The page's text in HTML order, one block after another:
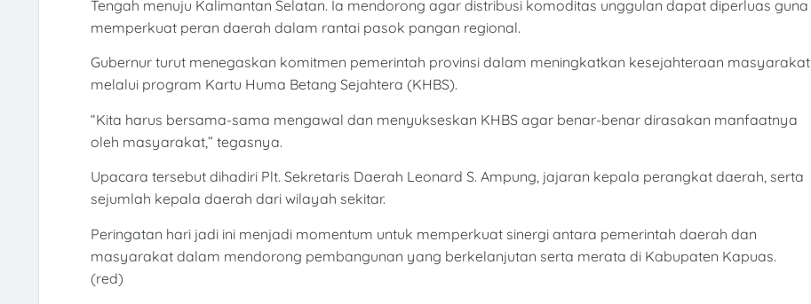
Tengah menuju Kalimantan Selatan. Ia mendorong agar distribusi komoditas unggulan dapat diperluas guna
memperkuat peran daerah dalam rantai pasok pangan regional.
Gubernur turut menegaskan komitmen pemerintah provinsi dalam meningkatkan kesejahteraan masyarakat
melalui program Kartu Huma Betang Sejahtera (KHBS).
“Kita harus bersama-sama mengawal dan menyukseskan KHBS agar benar-benar dirasakan manfaatnya
oleh masyarakat,” tegasnya.
Upacara tersebut dihadiri Plt. Sekretaris Daerah Leonard S. Ampung, jajaran kepala perangkat daerah, serta
sejumlah kepala daerah dari wilayah sekitar.
Peringatan hari jadi ini menjadi momentum untuk memperkuat sinergi antara pemerintah daerah dan
masyarakat dalam mendorong pembangunan yang berkelanjutan serta merata di Kabupaten Kapuas.
(red)